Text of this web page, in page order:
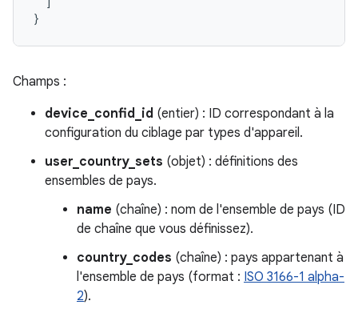
}
Champs :
device_confid_id (entier) : ID correspondant à la
configuration du ciblage par types d'appareil.
user_country_sets (objet) : définitions des
ensembles de pays.
name (chaîne) : nom de l'ensemble de pays (ID
de chaîne que vous définissez).
country_codes (chaîne) : pays appartenant à
l'ensemble de pays (format : ISO 3166-1 alpha-
2).